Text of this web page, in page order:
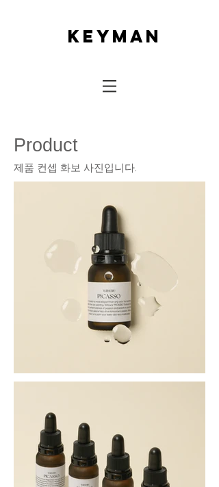
keyman
Product
제품 컨셉 화보 사진입니다.